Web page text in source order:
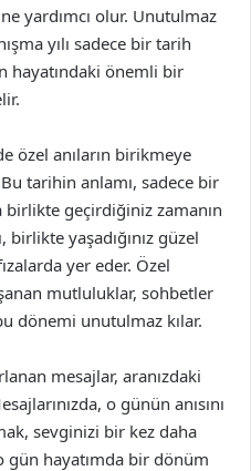
yardımcı olur. Unutulmaz
yılı sadece bir tarih
hayatındaki önemli bir
özel anıların birikmeye
tarihin anlamı, sadece bir
birlikte geçirdiğiniz zamanın
yaşadığınız güzel
yer eder. Özel
mutluluklar, sohbetler
dönemi unutulmaz kılar.
mesajlar, aranızdaki
o günün anısını
sevginizi bir kez daha
gün hayatımda bir dönüm